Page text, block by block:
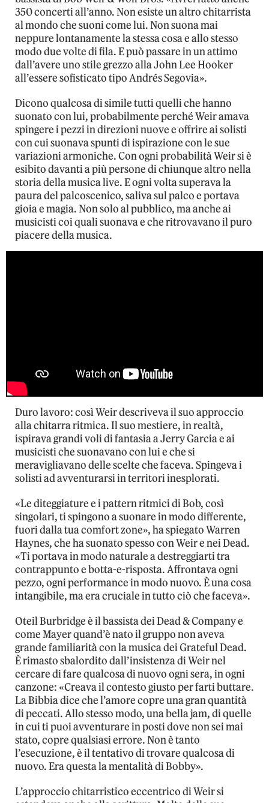
350 concerti all’anno. Non esiste un altro chitarrista
al mondo che suoni come lui. Non suona mai
neppure lontanamente la stessa cosa e allo stesso
modo due volte di fila. E può passare in un attimo
dall’avere uno stile grezzo alla John Lee Hooker
all’essere sofisticato tipo Andrés Segovia».
Dicono qualcosa di simile tutti quelli che hanno
suonato con lui, probabilmente perché Weir amava
spingere i pezzi in direzioni nuove e offrire ai solisti
con cui suonava spunti di ispirazione con le sue
variazioni armoniche. Con ogni probabilità Weir si è
esibito davanti a più persone di chiunque altro nella
storia della musica live. E ogni volta superava la
paura del palcoscenico, saliva sul palco e portava
gioia e magia. Non solo al pubblico, ma anche ai
musicisti coi quali suonava e che ritrovavano il puro
piacere della musica.
Duro lavoro: così Weir descriveva il suo approccio
alla chitarra ritmica. Il suo mestiere, in realtà,
ispirava grandi voli di fantasia a Jerry Garcia e ai
musicisti che suonavano con lui e che si
meravigliavano delle scelte che faceva. Spingeva i
solisti ad avventurarsi in territori inesplorati.
«Le diteggiature e i pattern ritmici di Bob, così
singolari, ti spingono a suonare in modo differente,
fuori dalla tua comfort zone», ha spiegato Warren
Haynes, che ha suonato spesso con Weir e nei Dead.
«Ti portava in modo naturale a destreggiarti tra
contrappunto e botta-e-risposta. Affrontava ogni
pezzo, ogni performance in modo nuovo. È una cosa
intangibile, ma era cruciale in tutto ciò che faceva».
Oteil Burbridge è il bassista dei Dead & Company e
come Mayer quand’è nato il gruppo non aveva
grande familiarità con la musica dei Grateful Dead.
È rimasto sbalordito dall’insistenza di Weir nel
cercare di fare qualcosa di nuovo ogni sera, in ogni
canzone: «Creava il contesto giusto per farti buttare.
La Bibbia dice che l’amore copre una gran quantità
di peccati. Allo stesso modo, una bella jam, di quelle
in cui ti puoi avventurare in posti dove non sei mai
stato, copre qualsiasi errore. Non è tanto
l’esecuzione, è il tentativo di trovare qualcosa di
nuovo. Era questa la mentalità di Bobby».
L’approccio chitarristico eccentrico di Weir si